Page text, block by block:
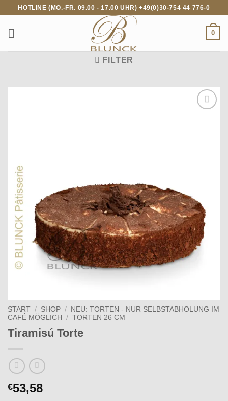
springen
HOTLINE (MO.-FR. 09.00 - 17.00 UHR) +49(0)30-754 44 776-0
0
FILTER
START / SHOP /
NEU: TORTEN - NUR SELBSTABHOLUNG IM
CAFÉ MÖGLICH
/ TORTEN 26 CM
Tiramisú Torte
€53,58